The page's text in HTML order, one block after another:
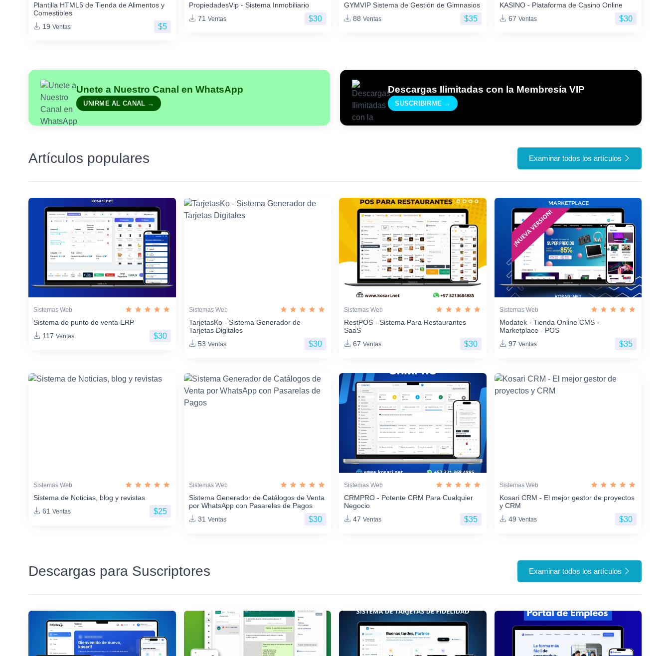
Plantilla HTML5 de Tienda de Alimentos y
Comestibles
19 Ventas $5
PropiedadesVip - Sistema Inmobiliario
71 Ventas $30
GYMVIP Sistema de Gestión de Gimnasios
88 Ventas $35
KASINO - Plataforma de Casino Online
67 Ventas $30
Unete a Nuestro Canal en WhatsApp
UNIRME AL CANAL →
Descargas Ilimitadas con la Membresía VIP
SUSCRIBIRME →
Artículos populares Examinar todos los artículos
Sistemas Web
Sistema de punto de venta ERP
117 Ventas $30
Sistemas Web
TarjetasKo - Sistema Generador de
Tarjetas Digitales
53 Ventas $30
Sistemas Web
RestPOS - Sistema Para Restaurantes
SaaS
67 Ventas $30
Sistemas Web
Modatek - Tienda Online CMS -
Marketplace - POS
97 Ventas $35
Sistemas Web
Sistema de Noticias, blog y revistas
61 Ventas $25
Sistemas Web
Sistema Generador de Catálogos de Venta
por WhatsApp con Pasarelas de Pagos
31 Ventas $30
Sistemas Web
CRMPRO - Potente CRM Para Cualquier
Negocio
47 Ventas $35
Sistemas Web
Kosari CRM - El mejor gestor de proyectos
y CRM
49 Ventas $30
Descargas para Suscriptores Examinar todos los artículos